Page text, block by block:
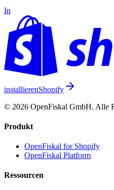
In
installierenShopify
© 2026 OpenFiskal GmbH. Alle
Produkt
OpenFiskal for Shopify
OpenFiskal Platform
Ressourcen